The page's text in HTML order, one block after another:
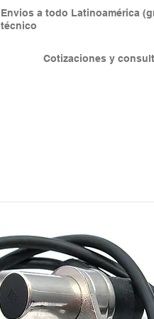
Cotizaciones y
Envios a todo
técnico